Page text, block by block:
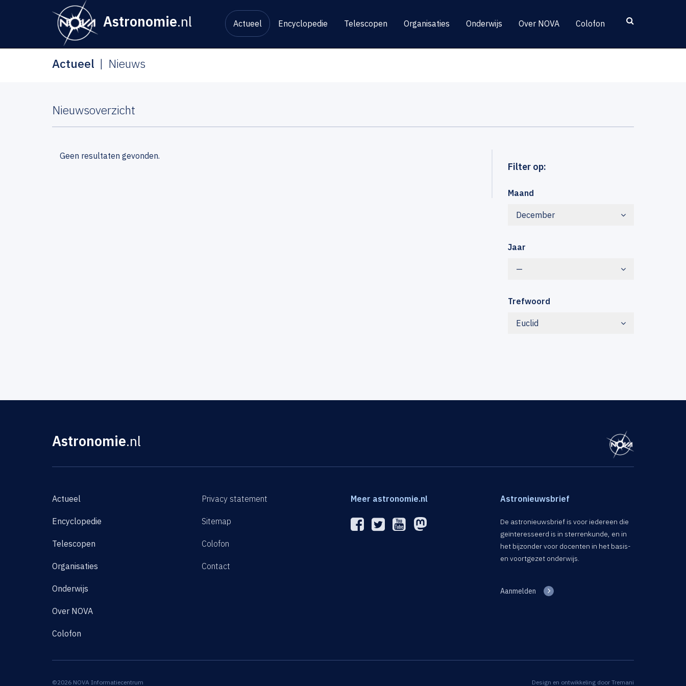
Astronomie.nl Actueel Encyclopedie Telescopen Organisaties Onderwijs Over NOVA Colofon
Actueel Nieuws
Nieuwsoverzicht
Filter op:
Maand
December
Jaar
—
Trefwoord
Euclid
Geen resultaten gevonden.
Astronomie.nl
Actueel
Encyclopedie
Telescopen
Organisaties
Onderwijs
Over NOVA
Colofon
Privacy statement
Sitemap
Colofon
Contact
Meer astronomie.nl Astronieuwsbrief
De astronieuwsbrief is voor iedereen die
geïnteresseerd is in sterrenkunde, en in
het bijzonder voor docenten in het basis-
en voortgezet onderwijs.
Aanmelden
©2026 NOVA Informatiecentrum Design en ontwikkeling door Tremani